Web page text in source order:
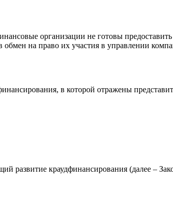
организации не готовы
на право их участия в управлении
в которой отражены
краудфинансирования (далее –